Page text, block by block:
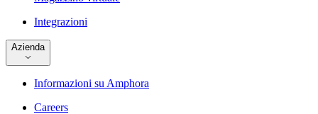
Integrazioni
Azienda
Informazioni su Amphora
Careers